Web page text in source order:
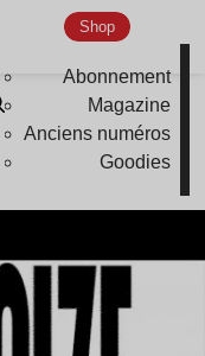
Shop
Abonnement
Magazine
Anciens numéros
Goodies